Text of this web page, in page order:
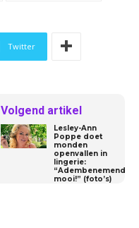
Twitter
Volgend artikel
Lesley-Ann
Poppe doet
monden
openvallen in
lingerie:
“Adembenemend
mooi!” (foto’s)